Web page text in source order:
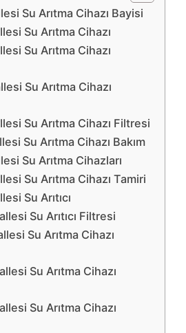
Su Arıtma Cihazı Bayisi
Su Arıtma Cihazı
Su Arıtma Cihazı
Su Arıtma Cihazı
Su Arıtma Cihazı Filtresi
Su Arıtma Cihazı Bakım
Su Arıtma Cihazları
Su Arıtma Cihazı Tamiri
Su Arıtıcı
Su Arıtıcı Filtresi
Su Arıtma Cihazı
Su Arıtma Cihazı
Su Arıtma Cihazı